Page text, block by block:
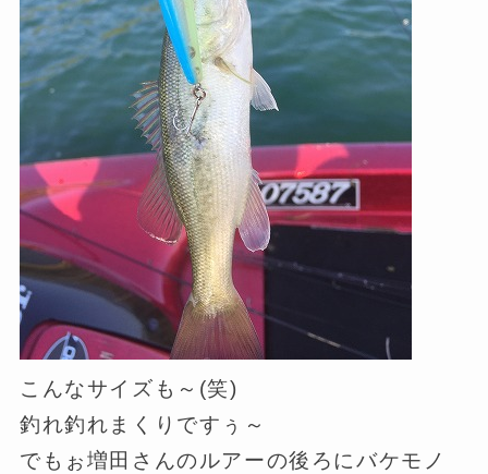
こんなサイズも～(笑)
釣れ釣れまくりですぅ～
でもぉ増田さんのルアーの後ろにバケモノ